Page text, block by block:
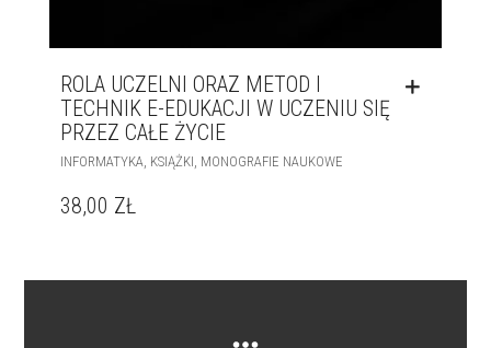
ROLA UCZELNI ORAZ METOD I
TECHNIK E-EDUKACJI W UCZENIU SIĘ
PRZEZ CAŁE ŻYCIE
INFORMATYKA KSIĄŻKI MONOGRAFIE NAUKOWE
38,00 ZŁ